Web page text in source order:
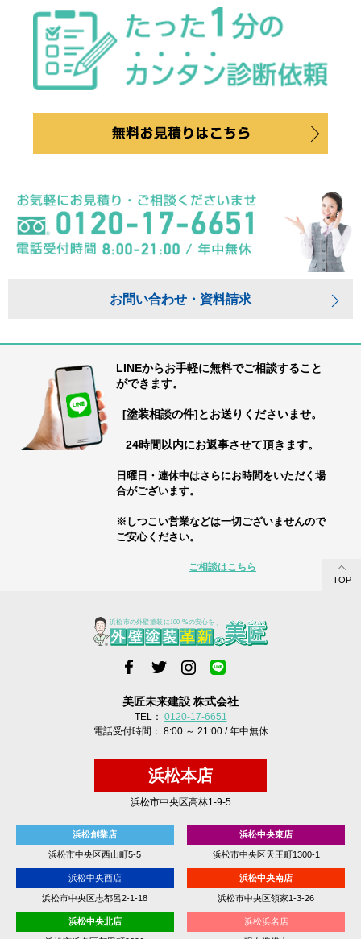
お問い合わせ・資料請求
LINEからお手軽に無料でご相談すること
ができます。
[塗装相談の件]とお送りくださいませ。
24時間以内にお返事させて頂きます。
日曜日・連休中はさらにお時間をいただく場
合がございます。
※しつこい営業などは一切ございませんので
ご安心ください。
ご相談はこちら
TOP
美匠未来建設 株式会社
TEL： 0120-17-6651
電話受付時間： 8:00 ～ 21:00 / 年中無休
浜松本店
浜松市中央区高林1-9-5
浜松創業店
浜松市中央区西山町5-5
浜松中央東店
浜松市中央区天王町1300-1
浜松中央西店
浜松市中央区志都呂2-1-18
浜松中央南店
浜松市中央区領家1-3-26
浜松中央北店 浜松浜名店